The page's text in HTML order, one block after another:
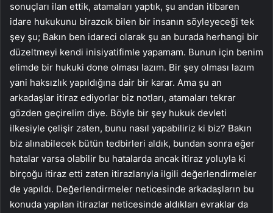
sonuçları ilan ettik, atamaları yaptık, şu andan itibaren
idare hukukunu birazcık bilen bir insanın söyleyeceği tek
şey şu; Bakın ben idareci olarak şu an burada herhangi bir
düzeltmeyi kendi inisiyatifimle yapamam. Bunun için benim
elimde bir hukuki done olması lazım. Bir şey olması lazım
yani haksızlık yapıldığına dair bir karar. Ama şu an
arkadaşlar itiraz ediyorlar biz notları, atamaları tekrar
gözden geçirelim diye. Böyle bir şey hukuk devleti
ilkesiyle çelişir zaten, bunu nasıl yapabiliriz ki biz? Bakın
biz alınabilecek bütün tedbirleri aldık, bundan sonra eğer
hatalar varsa olabilir bu hatalarda ancak itiraz yoluyla ki
birçoğu itiraz etti zaten itirazlarıyla ilgili değerlendirmeler
de yapıldı. Değerlendirmeler neticesinde arkadaşların bu
konuda yapılan itirazlar neticesinde aldıkları evraklar da